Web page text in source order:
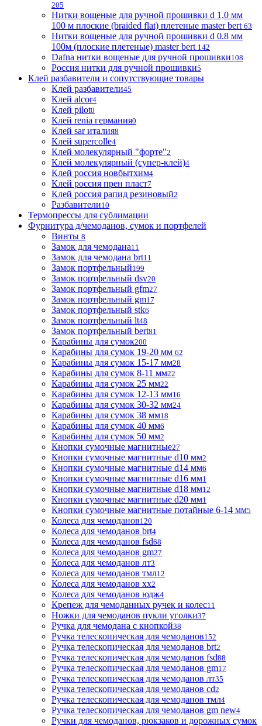
205
Нитки вощеные для ручной прошивки d 1,0 мм
100 м плоские (braided flat) плетеные master bert 63
Нитки вощеные для ручной прошивки d 0.8 мм
100м (плоские плетеные) master bert 142
Dafna нитки вощеные для ручной прошивки108
Россия нитки для ручной прошивки5
Клей разбавители и сопутствующие товары
Клей разбавители45
Клей alcor4
Клей pilot0
Клей renia германия0
Клей sar италия8
Клей supercolle4
Клей молекулярный "форте"2
Клей молекулярный (супер-клей)4
Клей россия новбытхим4
Клей россия прен пласт7
Клей россия рапид резиновый2
Разбавители10
Термопрессы для сублимации
Фурнитура д/чемоданов, сумок и портфелей
Винты 8
Замок для чемодана11
Замок для чемодана brt11
Замок портфельный199
Замок портфельный dsv20
Замок портфельный gfm27
Замок портфельный gm17
Замок портфельный stk6
Замок портфельный lt48
Замок портфельный bert81
Карабины для сумок200
Карабины для сумок 19-20 мм 62
Карабины для сумок 15-17 мм28
Карабины для сумок 8-11 мм22
Карабины для сумок 25 мм22
Карабины для сумок 12-13 мм16
Карабины для сумок 30-32 мм24
Карабины для сумок 38 мм18
Карабины для сумок 40 мм6
Карабины для сумок 50 мм2
Кнопки сумочные магнитные27
Кнопки сумочные магнитные d10 мм2
Кнопки сумочные магнитные d14 мм6
Кнопки сумочные магнитные d16 мм1
Кнопки сумочные магнитные d18 мм12
Кнопки сумочные магнитные d20 мм1
Кнопки сумочные магнитные потайные 6-14 мм5
Колеса для чемоданов120
Колеса для чемоданов brt4
Колеса для чемоданов fsd68
Колеса для чемоданов gm27
Колеса для чемоданов лт3
Колеса для чемоданов тмл12
Колеса для чемоданов хх2
Колеса для чемоданов юдж4
Крепеж для чемоданных ручек и колес11
Ножки для чемоданов пукли уголки37
Ручка для чемодана с кнопкой38
Ручка телескопическая для чемоданов152
Ручка телескопическая для чемоданов brt2
Ручка телескопическая для чемоданов fsd88
Ручка телескопическая для чемоданов gm17
Ручка телескопическая для чемоданов лт35
Ручка телескопическая для чемоданов сd2
Ручка телескопическая для чемоданов тмл4
Ручка телескопическая для чемоданов gm new4
Ручки для чемоданов, рюкзаков и дорожных сумок